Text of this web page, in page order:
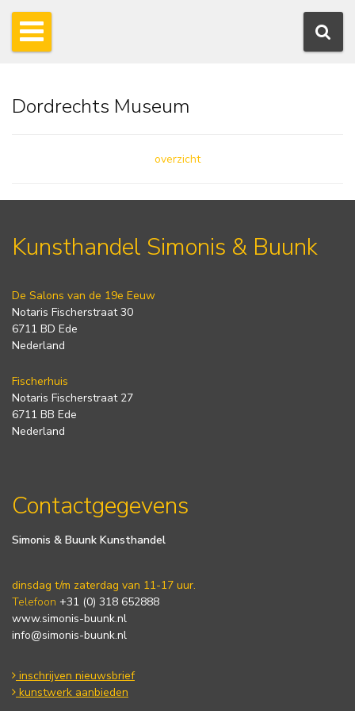
Dordrechts Museum
overzicht
Kunsthandel Simonis & Buunk
De Salons van de 19e Eeuw
Notaris Fischerstraat 30
6711 BD Ede
Nederland
Fischerhuis
Notaris Fischerstraat 27
6711 BB Ede
Nederland
Contactgegevens
Simonis & Buunk Kunsthandel
dinsdag t/m zaterdag van 11-17 uur.
Telefoon +31 (0) 318 652888
www.simonis-buunk.nl
info@simonis-buunk.nl
inschrijven nieuwsbrief
kunstwerk aanbieden